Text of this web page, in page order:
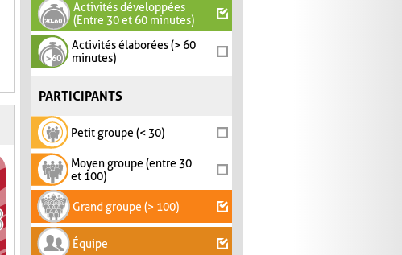
Activités développées
(Entre 30 et 60 minutes)
Activités élaborées (> 60
minutes)
PARTICIPANTS
Petit groupe (< 30)
Moyen groupe (entre 30
et 100)
Grand groupe (> 100)
Équipe